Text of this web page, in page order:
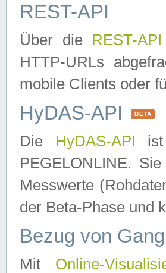
REST-API
Über die REST-API
HTTP-URLs
mobile Clients oder
HyDAS-API BETA
Die HyDAS-API
PEGELONLINE.
Messwerte
der Beta-Phase und
Bezug von
Mit Online-